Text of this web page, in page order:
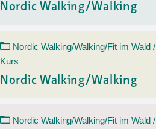
Nordic Walking/Walking
Nordic Walking/Walking/Fit im Wald /
Kurs
Nordic Walking/Walking
Nordic Walking/Walking/Fit im Wald /